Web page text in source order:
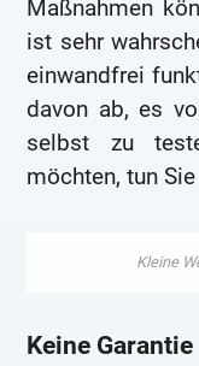
Maßnahmen
ist sehr
einwandfrei
davon ab, es
selbst zu
möchten, tun
Keine Garantie